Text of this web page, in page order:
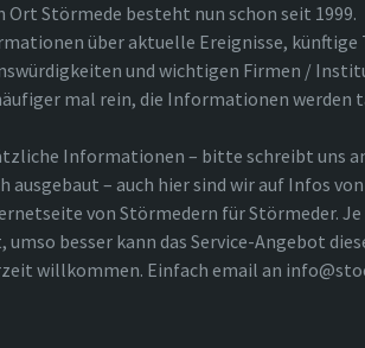
Störmede besteht nun schon seit 1999.
über aktuelle Ereignisse, künftige
und wichtigen Firmen /
mal rein, die Informationen werden
Informationen – bitte schreibt uns
ausgebaut – auch hier sind wir auf Infos
von Störmedern für Störmeder.
besser kann das Service-Angebot
willkommen. Einfach email an